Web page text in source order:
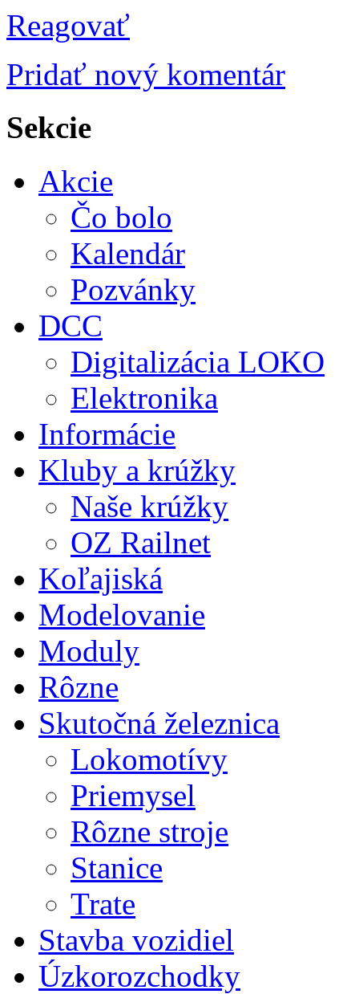
Reagovať
Pridať nový komentár
Sekcie
Akcie
Čo bolo
Kalendár
Pozvánky
DCC
Digitalizácia LOKO
Elektronika
Informácie
Kluby a krúžky
Naše krúžky
OZ Railnet
Koľajiská
Modelovanie
Moduly
Rôzne
Skutočná železnica
Lokomotívy
Priemysel
Rôzne stroje
Stanice
Trate
Stavba vozidiel
Úzkorozchodky